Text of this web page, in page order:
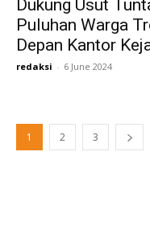
Dukung Usut
Puluhan Warga
Depan Kantor
redaksi - 6 June 2024
1 2 3